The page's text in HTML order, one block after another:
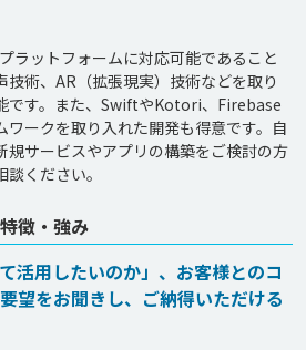
ラットフォームに対応可能であること
技術、AR（拡張現実）技術などを取り
です。また、SwiftやKotori、Firebase
ワークを取り入れた開発も得意です。自
規サービスやアプリの構築をご検討の方
ください。
徴・強み
活用したいのか」、お客様とのコ
望をお聞きし、ご納得いただける